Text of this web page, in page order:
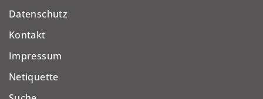
Datenschutz
Kontakt
Impressum
Netiquette